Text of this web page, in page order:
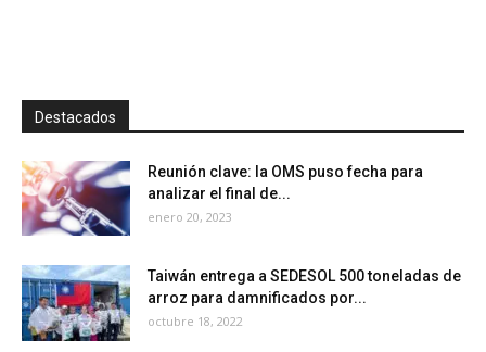
Destacados
Reunión clave: la OMS puso fecha para
analizar el final de...
enero 20, 2023
Taiwán entrega a SEDESOL 500 toneladas de
arroz para damnificados por...
octubre 18, 2022